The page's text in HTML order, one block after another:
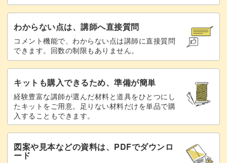
わからない点は、講師へ直接質問
コメント機能で、わからない点は講師に直接質問
できます。回数の制限もありません。
キットも購入できるため、準備が簡単
経験豊富な講師が選んだ材料と道具をひとつにし
たキットをご用意。足りない材料だけを単品で購
入することもできます。
図案や見本などの資料は、PDFでダウンロ
ード